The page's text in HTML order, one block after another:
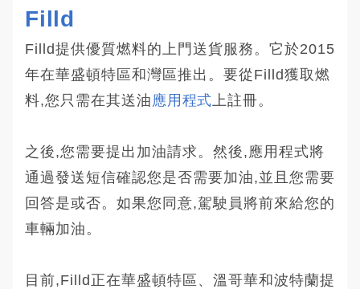
Filld
Filld提供優質燃料的上門送貨服務。它於2015
年在華盛頓特區和灣區推出。要從Filld獲取燃
料,您只需在其送油 應用程式 上註冊。
之後,您需要提出加油請求。然後,應用程式將
通過發送短信確認您是否需要加油,並且您需要
回答是或否。如果您同意,駕駛員將前來給您的
車輛加油。
目前,Filld正在華盛頓特區、溫哥華和波特蘭提